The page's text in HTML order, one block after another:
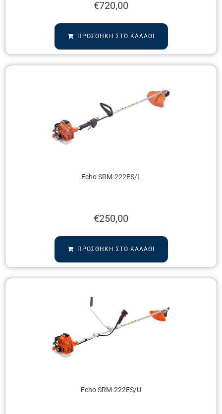
€720,00
ΠΡΟΣΘΉΚΗ ΣΤΟ ΚΑΛΆΘΙ
Echo SRM-222ES/L
€250,00
ΠΡΟΣΘΉΚΗ ΣΤΟ ΚΑΛΆΘΙ
Echo SRM-222ES/U